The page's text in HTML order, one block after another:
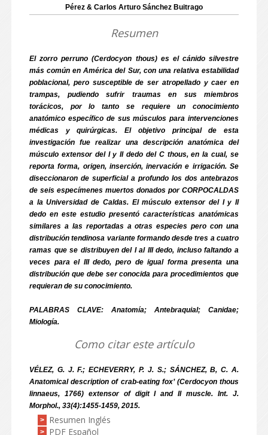
Pérez & Carlos Arturo Sánchez Buitrago
Resumen
El zorro perruno (Cerdocyon thous) es el cánido silvestre
más común en América del Sur, con una relativa estabilidad
poblacional, pero susceptible de ser atropellado y caer en
trampas, pudiendo sufrir traumas en sus miembros
torácicos, por lo tanto se requiere un conocimiento
anatómico específico de sus músculos para intervenciones
médicas y quirúrgicas. El objetivo principal de esta
investigación fue realizar una descripción anatómica del
músculo extensor del I y II dedo del C thous, en la cual, se
reporta forma, origen, inserción, inervación e irrigación. Se
diseccionaron de superficial a profundo los dos antebrazos
de seis especímenes muertos donados por CORPOCALDAS
a la Universidad de Caldas. El músculo extensor del I y II
dedo en este estudio presentó características anatómicas
similares a las reportadas a otras especies pero con una
distribución tendinosa variante formando desde tres a cuatro
ramas que se distribuyen del I al III dedo, incluso faltando a
veces para el III dedo, pero de igual forma presenta una
distribución que debe ser conocida para procedimientos que
requieran de su conocimiento.
PALABRAS CLAVE: Anatomía; Antebraquial; Canidae;
Miología.
Como citar este artículo
VÉLEZ, G. J. F.; ECHEVERRY, P. J. S.; SÁNCHEZ, B, C. A.
Anatomical description of crab-eating fox’ (Cerdocyon thous
linnaeus, 1766) extensor of digit I and II muscle. Int. J.
Morphol., 33(4):1455-1459, 2015.
>
Resumen Inglés
> PDF Español